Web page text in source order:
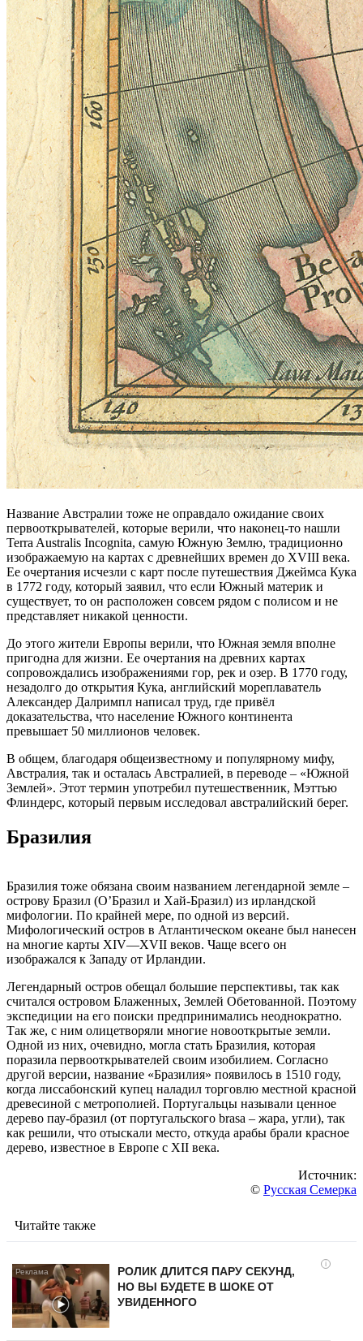
Название Австралии тоже не оправдало ожидание своих
первооткрывателей, которые верили, что наконец-то нашли
Terra Australis Incognita, самую Южную Землю, традиционно
изображаемую на картах с древнейших времен до XVIII века.
Ее очертания исчезли с карт после путешествия Джеймса Кука
в 1772 году, который заявил, что если Южный материк и
существует, то он расположен совсем рядом с полисом и не
представляет никакой ценности.
До этого жители Европы верили, что Южная земля вполне
пригодна для жизни. Ее очертания на древних картах
сопровождались изображениями гор, рек и озер. В 1770 году,
незадолго до открытия Кука, английский мореплаватель
Александер Далримпл написал труд, где привёл
доказательства, что население Южного континента
превышает 50 миллионов человек.
В общем, благодаря общеизвестному и популярному мифу,
Австралия, так и осталась Австралией, в переводе – «Южной
Землей». Этот термин употребил путешественник, Мэттью
Флиндерс, который первым исследовал австралийский берег.
Бразилия
Бразилия тоже обязана своим названием легендарной земле –
острову Бразил (О’Бразил и Хай-Бразил) из ирландской
мифологии. По крайней мере, по одной из версий.
Мифологический остров в Атлантическом океане был нанесен
на многие карты XIV—XVII веков. Чаще всего он
изображался к Западу от Ирландии.
Легендарный остров обещал большие перспективы, так как
считался островом Блаженных, Землей Обетованной. Поэтому
экспедиции на его поиски предпринимались неоднократно.
Так же, с ним олицетворяли многие новооткрытые земли.
Одной из них, очевидно, могла стать Бразилия, которая
поразила первооткрывателей своим изобилием. Согласно
другой версии, название «Бразилия» появилось в 1510 году,
когда лиссабонский купец наладил торговлю местной красной
древесиной с метрополией. Португальцы называли ценное
дерево пау-бразил (от португальского brasa – жара, угли), так
как решили, что отыскали место, откуда арабы брали красное
дерево, известное в Европе с XII века.
Источник:
© Русская Семерка
Читайте также
i
РОЛИК ДЛИТСЯ ПАРУ СЕКУНД,
НО ВЫ БУДЕТЕ В ШОКЕ ОТ
УВИДЕННОГО